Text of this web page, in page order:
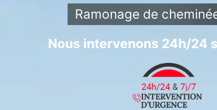
Ramonage de
Nous intervenons 24h/24